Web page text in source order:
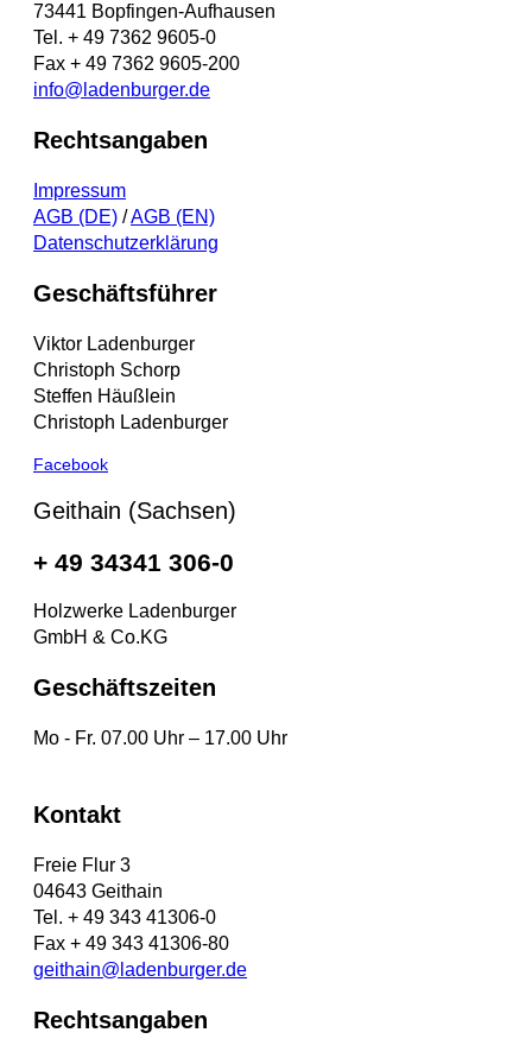
73441 Bopfingen-Aufhausen
Tel. + 49 7362 9605-0
Fax + 49 7362 9605-200
info@ladenburger.de
Rechtsangaben
Impressum
AGB (DE) /AGB (EN)
Datenschutzerklärung
Geschäftsführer
Viktor Ladenburger
Christoph Schorp
Steffen Häußlein
Christoph Ladenburger
Facebook
Geithain (Sachsen)
+ 49 34341 306-0
Holzwerke Ladenburger
GmbH & Co.KG
Geschäftszeiten
Mo - Fr. 07.00 Uhr – 17.00 Uhr
Kontakt
Freie Flur 3
04643 Geithain
Tel. + 49 343 41306-0
Fax + 49 343 41306-80
geithain@ladenburger.de
Rechtsangaben